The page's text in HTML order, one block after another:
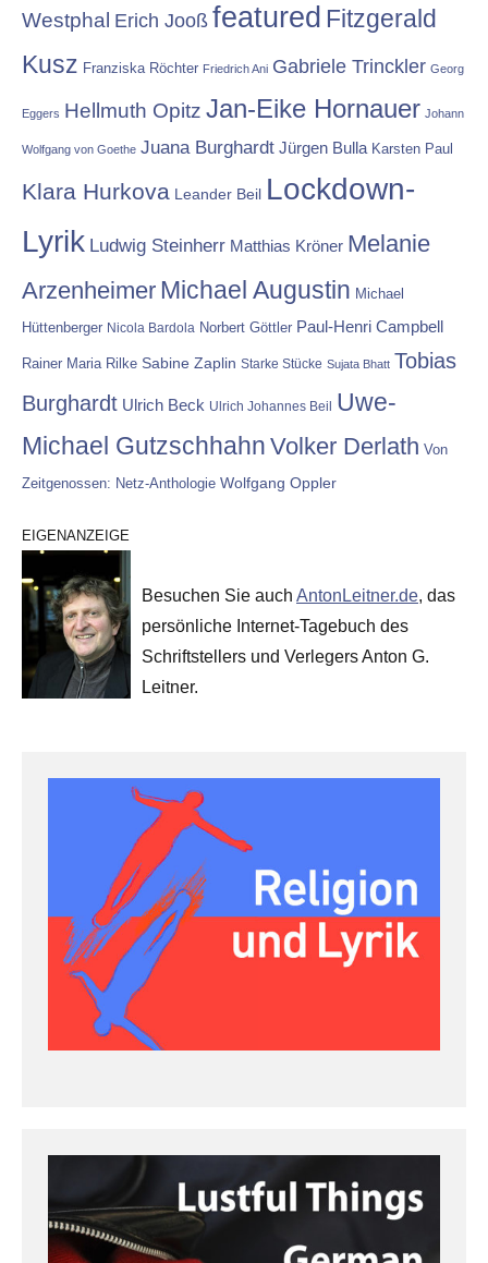
Westphal Erich Jooß featured Fitzgerald
Kusz Franziska Röchter Friedrich Ani Gabriele Trinckler Georg
Eggers Hellmuth Opitz Jan-Eike Hornauer Johann
Wolfgang von Goethe Juana Burghardt Jürgen Bulla Karsten Paul
Klara Hurkova Leander Beil Lockdown-
Lyrik Ludwig Steinherr Matthias Kröner Melanie
Arzenheimer Michael Augustin Michael
Hüttenberger Nicola Bardola Norbert Göttler Paul-Henri Campbell
Rainer Maria Rilke Sabine Zaplin Starke Stücke Sujata Bhatt Tobias
Burghardt Ulrich Beck Ulrich Johannes Beil
Uwe-
Michael Gutzschhahn Volker Derlath Von
Zeitgenossen: Netz-Anthologie Wolfgang Oppler
EIGENANZEIGE
Besuchen Sie auch AntonLeitner.de, das
persönliche Internet-Tagebuch des
Schriftstellers und Verlegers Anton G.
Leitner.